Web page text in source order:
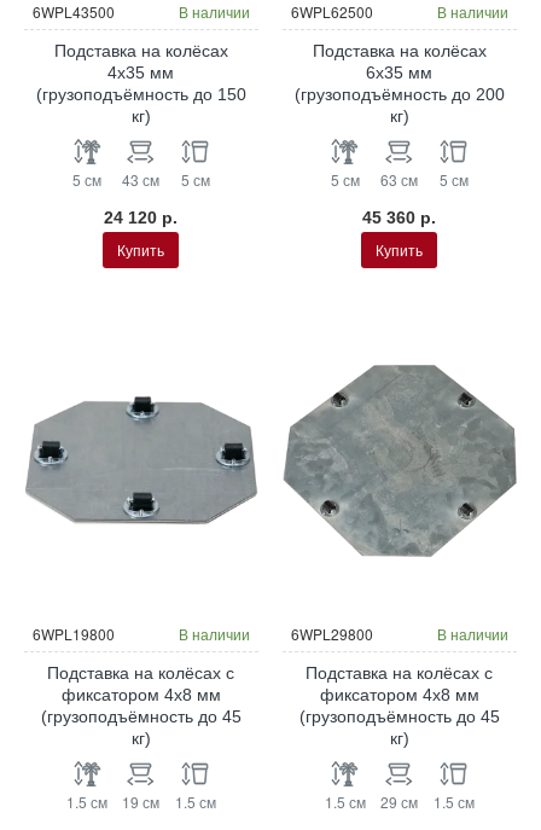
6WPL43500 В наличии
Подставка на колёсах
4x35 мм
(грузоподъёмность до 150
кг)
5 см 43 см 5 см
24 120 р.
Купить
6WPL62500 В наличии
Подставка на колёсах
6x35 мм
(грузоподъёмность до 200
кг)
5 см 63 см 5 см
45 360 р.
Купить
6WPL19800 В наличии
Подставка на колёсах с
фиксатором 4x8 мм
(грузоподъёмность до 45
кг)
1.5 см 19 см 1.5 см
6WPL29800 В наличии
Подставка на колёсах с
фиксатором 4x8 мм
(грузоподъёмность до 45
кг)
1.5 см 29 см 1.5 см